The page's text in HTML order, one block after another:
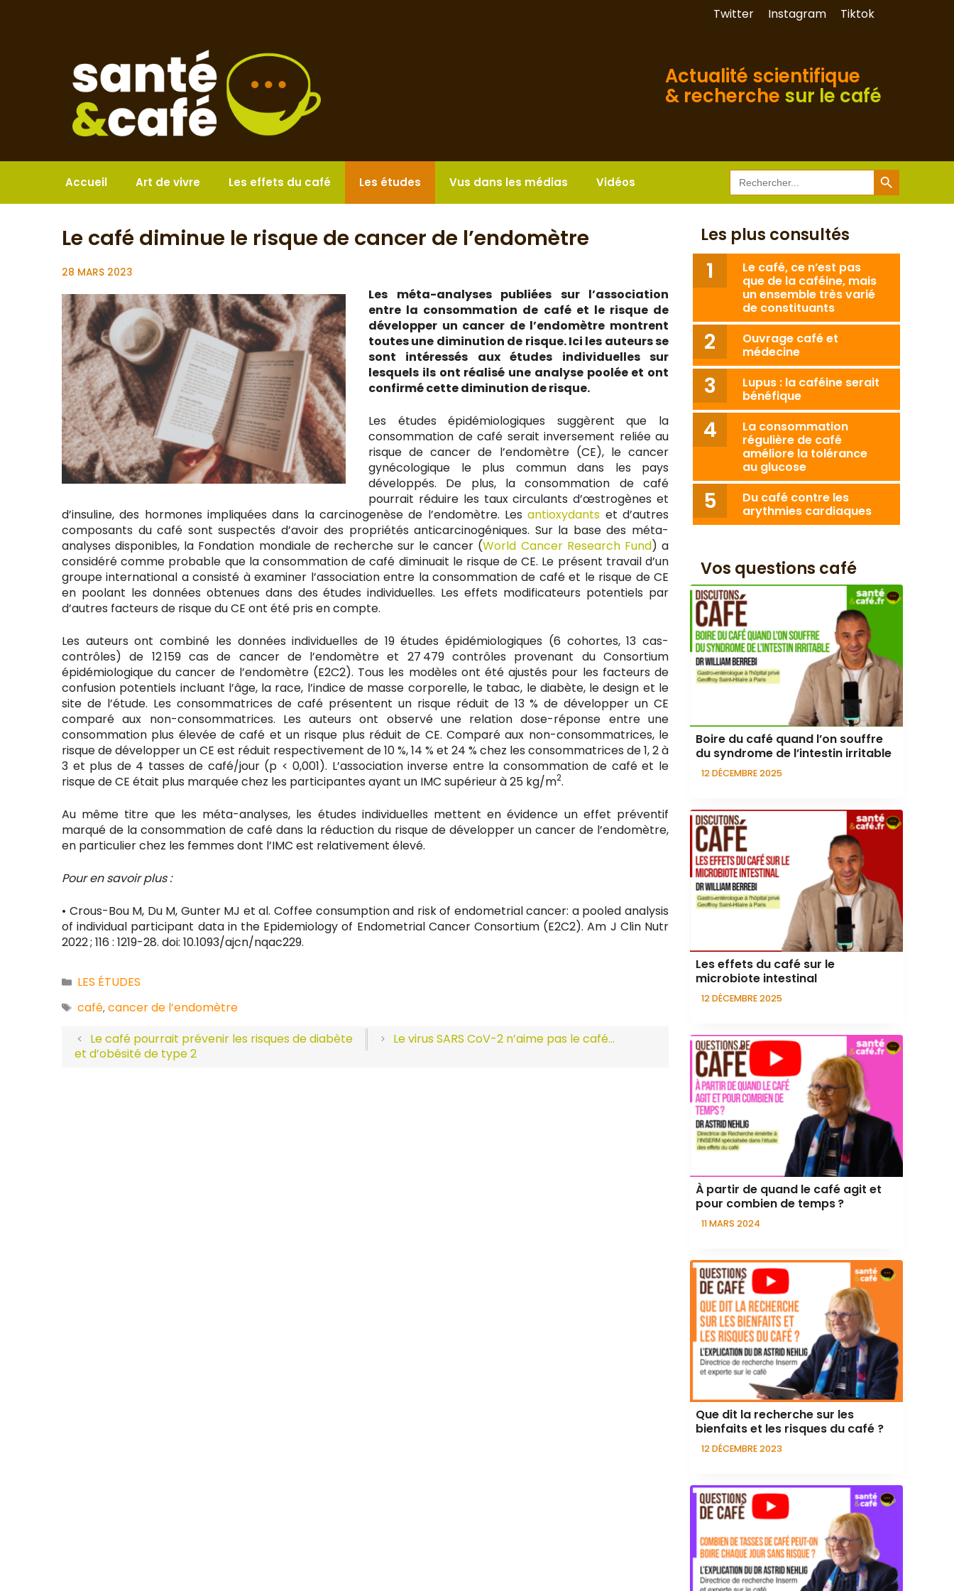
Twitter Instagram Tiktok
Actualité scientifique
& recherche sur le café
Accueil Art de vivre Les effets du café Les études Vus dans les médias Vidéos Search
for:
Search Button
Le café diminue le risque de cancer de l’endomètre
28 MARS 2023
Les méta-analyses publiées sur l’association
entre la consommation de café et le risque de
développer un cancer de l’endomètre montrent
toutes une diminution de risque. Ici les auteurs se
sont intéressés aux études individuelles sur
lesquels ils ont réalisé une analyse poolée et ont
confirmé cette diminution de risque.
Les études épidémiologiques suggèrent que la
consommation de café serait inversement reliée au
risque de cancer de l’endomètre (CE), le cancer
gynécologique le plus commun dans les pays
développés. De plus, la consommation de café
pourrait réduire les taux circulants d’œstrogènes et
d’insuline, des hormones impliquées dans la carcinogenèse de l’endomètre. Lesantioxydants et d’autres
composants du café sont suspectés d’avoir des propriétés anticarcinogéniques. Sur la base des méta-
analyses disponibles, la Fondation mondiale de recherche sur le cancer (World Cancer Research Fund) a
considéré comme probable que la consommation de café diminuait le risque de CE. Le présent travail d’un
groupe international a consisté à examiner l’association entre la consommation de café et le risque de CE
en poolant les données obtenues dans des études individuelles. Les effets modificateurs potentiels par
d’autres facteurs de risque du CE ont été pris en compte.
Les auteurs ont combiné les données individuelles de 19 études épidémiologiques (6 cohortes, 13 cas-
contrôles) de 12 159 cas de cancer de l’endomètre et 27 479 contrôles provenant du Consortium
épidémiologique du cancer de l’endomètre (E2C2). Tous les modèles ont été ajustés pour les facteurs de
confusion potentiels incluant l’âge, la race, l’indice de masse corporelle, le tabac, le diabète, le design et le
site de l’étude. Les consommatrices de café présentent un risque réduit de 13 % de développer un CE
comparé aux non-consommatrices. Les auteurs ont observé une relation dose-réponse entre une
consommation plus élevée de café et un risque plus réduit de CE. Comparé aux non-consommatrices, le
risque de développer un CE est réduit respectivement de 10 %, 14 % et 24 % chez les consommatrices de 1, 2 à
3 et plus de 4 tasses de café/jour (p < 0,001). L’association inverse entre la consommation de café et le
risque de CE était plus marquée chez les participantes ayant un IMC supérieur à 25 kg/m2.
Au même titre que les méta-analyses, les études individuelles mettent en évidence un effet préventif
marqué de la consommation de café dans la réduction du risque de développer un cancer de l’endomètre,
en particulier chez les femmes dont l’IMC est relativement élevé.
Pour en savoir plus :
• Crous-Bou M, Du M, Gunter MJ et al. Coffee consumption and risk of endometrial cancer: a pooled analysis
of individual participant data in the Epidemiology of Endometrial Cancer Consortium (E2C2). Am J Clin Nutr
2022 ; 116 : 1219-28. doi: 10.1093/ajcn/nqac229.
Catégories
LES ÉTUDES
Étiquettes
café, cancer de l’endomètre
Le café pourrait prévenir les risques de diabète
et d’obésité de type 2
Le virus SARS CoV-2 n’aime pas le café…
Les plus consultés
Le café, ce n’est pas
que de la caféine, mais
un ensemble très varié
de constituants
Ouvrage café et
médecine
Lupus : la caféine serait
bénéfique
La consommation
régulière de café
améliore la tolérance
au glucose
Du café contre les
arythmies cardiaques
Vos questions café
Boire du café quand l’on souffre
du syndrome de l’intestin irritable
12 DÉCEMBRE 2025
Les effets du café sur le
microbiote intestinal
12 DÉCEMBRE 2025
À partir de quand le café agit et
pour combien de temps ?
11 MARS 2024
Que dit la recherche sur les
bienfaits et les risques du café ?
12 DÉCEMBRE 2023